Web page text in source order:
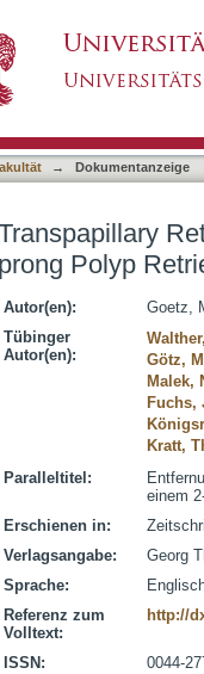
→ Dokumentanzeige
prong Polyp
Autor(en):
Goetz,
Tübinger
Autor(en):
Götz,
Malek,
Fuchs,
Kratt,
Paralleltitel:
einem
Erschienen in:
Verlagsangabe:
Georg
Sprache:
Referenz zum
Volltext:
http://
ISSN:
0044-